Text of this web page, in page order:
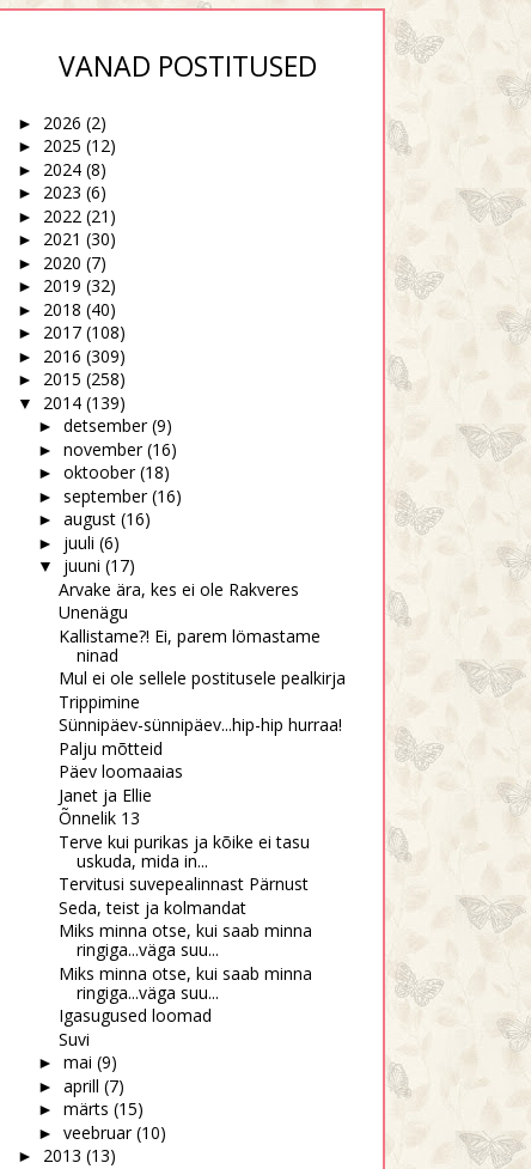
VANAD POSTITUSED
► 2026 (2)
► 2025 (12)
► 2024 (8)
► 2023 (6)
► 2022 (21)
► 2021 (30)
► 2020 (7)
► 2019 (32)
► 2018 (40)
► 2017 (108)
► 2016 (309)
► 2015 (258)
▼ 2014 (139)
► detsember (9)
► november (16)
► oktoober (18)
► september (16)
► august (16)
► juuli (6)
▼ juuni (17)
Arvake ära, kes ei ole Rakveres
Unenägu
Kallistame?! Ei, parem lömastame
ninad
Mul ei ole sellele postitusele pealkirja
Trippimine
Sünnipäev-sünnipäev...hip-hip hurraa!
Palju mõtteid
Päev loomaaias
Janet ja Ellie
Õnnelik 13
Terve kui purikas ja kõike ei tasu
uskuda, mida in...
Tervitusi suvepealinnast Pärnust
Seda, teist ja kolmandat
Miks minna otse, kui saab minna
ringiga...väga suu...
Miks minna otse, kui saab minna
ringiga...väga suu...
Igasugused loomad
Suvi
► mai (9)
► aprill (7)
► märts (15)
► veebruar (10)
► 2013 (13)